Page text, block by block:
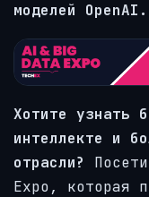
моделей OpenAI.
Хотите узнать
интеллекте и
отрасли?
Expo, которая